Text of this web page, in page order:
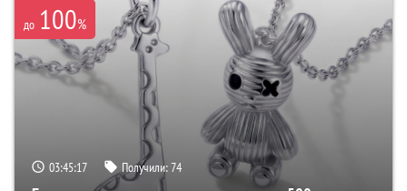
до 100%
03:45:16 Получили:74